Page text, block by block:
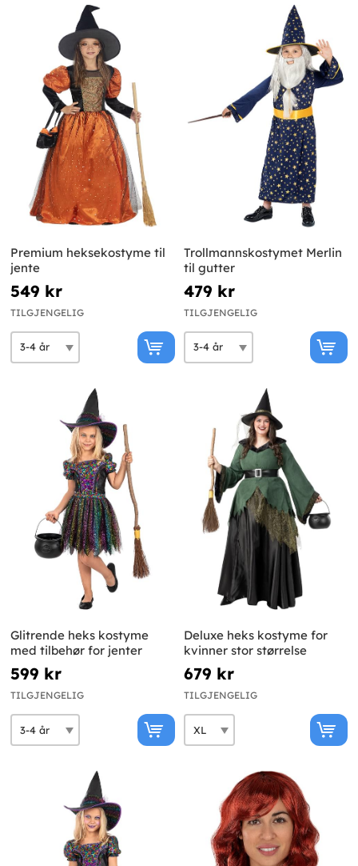
Premium heksekostyme til
jente
549 kr
TILGJENGELIG
Trollmannskostymet Merlin
til gutter
479 kr
TILGJENGELIG
Glitrende heks kostyme
med tilbehør for jenter
599 kr
TILGJENGELIG
Deluxe heks kostyme for
kvinner stor størrelse
679 kr
TILGJENGELIG